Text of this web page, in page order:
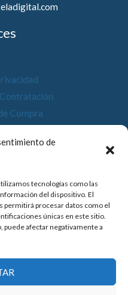
de
tecnologías como las
del dispositivo. El
permitirá procesar datos como el
únicas en este sitio.
afectar negativamente a
Compra
Digital
con el programa de Kit
Generation (EU) del